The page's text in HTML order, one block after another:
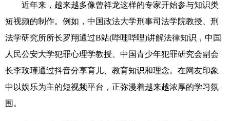
近年来，越来越多像曾祥龙这样的专家开始参与知识类
短视频的制作。例如，中国政法大学刑事司法学院教授、刑
法学研究所所长罗翔通过B站(哔哩哔哩)讲解法律知识，中国
人民公安大学犯罪心理学教授、中国青少年犯罪研究会副会
长李玫瑾通过抖音分享育儿、教育知识和理念。在网友印象
中以娱乐为主的短视频平台，正弥漫着越来越浓厚的学习氛
围。